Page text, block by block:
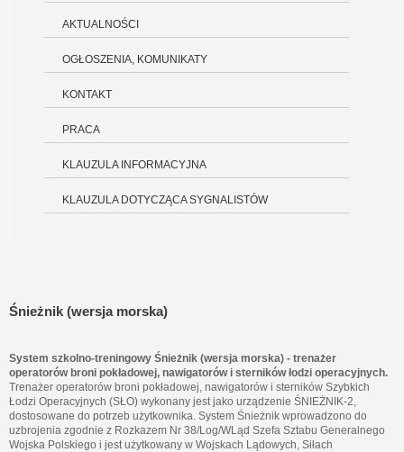
AKTUALNOŚCI
OGŁOSZENIA, KOMUNIKATY
KONTAKT
PRACA
KLAUZULA INFORMACYJNA
KLAUZULA DOTYCZĄCA SYGNALISTÓW
Śnieżnik (wersja morska)
System szkolno-treningowy Śnieżnik (wersja morska) - trenażer
operatorów broni pokładowej, nawigatorów i sterników łodzi operacyjnych.
Trenażer operatorów broni pokładowej, nawigatorów i sterników Szybkich
Łodzi Operacyjnych (SŁO) wykonany jest jako urządzenie ŚNIEŻNIK-2,
dostosowane do potrzeb użytkownika. System Śnieżnik wprowadzono do
uzbrojenia zgodnie z Rozkazem Nr 38/Log/WLąd Szefa Sztabu Generalnego
Wojska Polskiego i jest użytkowany w Wojskach Lądowych, Siłach